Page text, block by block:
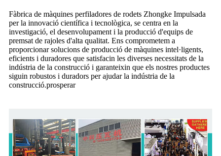
Fàbrica de màquines perfiladores de rodets Zhongke Impulsada
per la innovació científica i tecnològica, se centra en la
investigació, el desenvolupament i la producció d'equips de
premsat de rajoles d'alta qualitat. Ens comprometem a
proporcionar solucions de producció de màquines intel·ligents,
eficients i duradores que satisfacin les diverses necessitats de la
indústria de la construcció i garanteixin que els nostres productes
siguin robustos i duradors per ajudar la indústria de la
construcció.prosperar